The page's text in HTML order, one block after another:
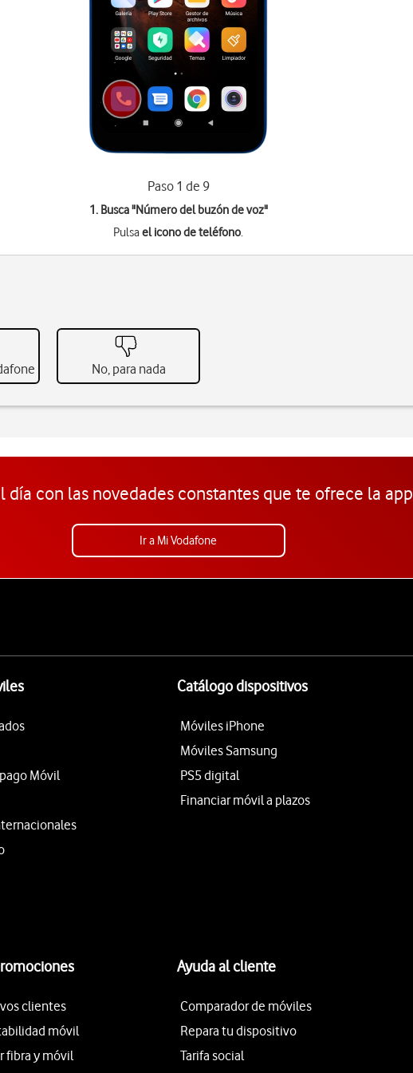
Paso 1 de 9
1. Busca "Número del buzón de voz"
Pulsael icono de teléfono.
No, para nada
día con las novedades constantes que te ofrece la app
Ir a Mi Vodafone
Móvil
Catálogo dispositivos
Móviles iPhone
Móviles Samsung
PS5 digital
Financiar móvil a plazos
clientes
móvil
fibra y móvil
Ayuda al cliente
Comparador de móviles
Repara tu dispositivo
Tarifa social